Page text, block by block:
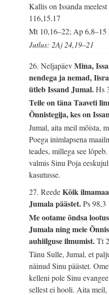
Kallis on Issanda
116,15.17
Mt 10,16–22; Ap 6,8–15
Jutlus: 2Aj 24,19–21
26. NeljapäevMina,
nendega ja nemad,
ütleb Issand Jumal.Hs
Teile on täna Taaveti
Õnnistegija, kes on
Jumal, aita meil mõista,
Poega inimlapsena
teades, millega see
valmis Sinu Poja
kasutusse.
27. ReedeKõik
Jumala päästet.Ps 98,3
Me ootame õndsa
Jumala ning meie
auhiilguse ilmumist.Tt
Tänu Sulle, Jumal, et
näinud Sinu päästet.
kelleni pole Sinu
sellest ei hooli. Aita